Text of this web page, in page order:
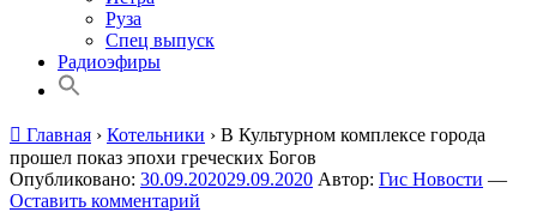
Руза
Спец выпуск
Радиоэфиры
Главная › Котельники › В Культурном комплексе города
прошел показ эпохи греческих Богов
Опубликовано: 30.09.202029.09.2020 Автор: Гис Новости —
Оставить комментарий